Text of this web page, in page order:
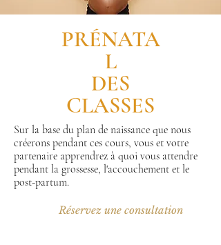
PRÉNATA
L
DES
CLASSES
Sur la base du plan de naissance que nous
créerons pendant ces cours, vous et votre
partenaire apprendrez à quoi vous attendre
pendant la grossesse, l'accouchement et le
post-partum.
Réservez une consultation